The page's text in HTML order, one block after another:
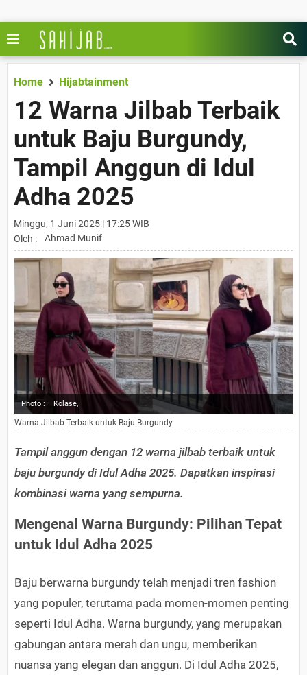
Home Hijabtainment
12 Warna Jilbab Terbaik
untuk Baju Burgundy,
Tampil Anggun di Idul
Adha 2025
Minggu, 1 Juni 2025 | 17:25 WIB
Oleh :
Ahmad Munif
Photo : Kolase,
Warna Jilbab Terbaik untuk Baju Burgundy
Tampil anggun dengan 12 warna jilbab terbaik untuk
baju burgundy di Idul Adha 2025. Dapatkan inspirasi
kombinasi warna yang sempurna.
Mengenal Warna Burgundy: Pilihan Tepat
untuk Idul Adha 2025
Baju berwarna burgundy telah menjadi tren fashion
yang populer, terutama pada momen-momen penting
seperti Idul Adha. Warna burgundy, yang merupakan
gabungan antara merah dan ungu, memberikan
nuansa yang elegan dan anggun. Di Idul Adha 2025,